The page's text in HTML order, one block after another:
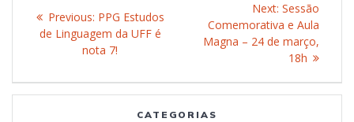
navigation
Previous: Previous
post:
PPG Estudos
de Linguagem da UFF é
nota 7!
Next: Next
post:
Sessão
Comemorativa e Aula
Magna – 24 de março,
18h
CATEGORIAS